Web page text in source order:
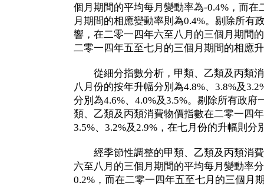
個月期間的平均每月變動率為-0.4%，而在
月期間的相應變動率則為0.4%。剔除所有
響，在二零一四年六至八月的三個月期間
二零一四年五至七月的三個月期間的相應
從細分指數分析，甲類、乙類及丙類消
八月份的按年升幅分別為4.8%、3.8%及
分別為4.6%、4.0%及3.5%。剔除所有政
類、乙類及丙類消費物價指數在二零一四
3.5%、3.2%及2.9%，在七月份的升幅則分
經季節性調整的甲類、乙類及丙類消費
六至八月的三個月期間的平均每月變動率
0.2%，而在二零一四年五至七月的三個月